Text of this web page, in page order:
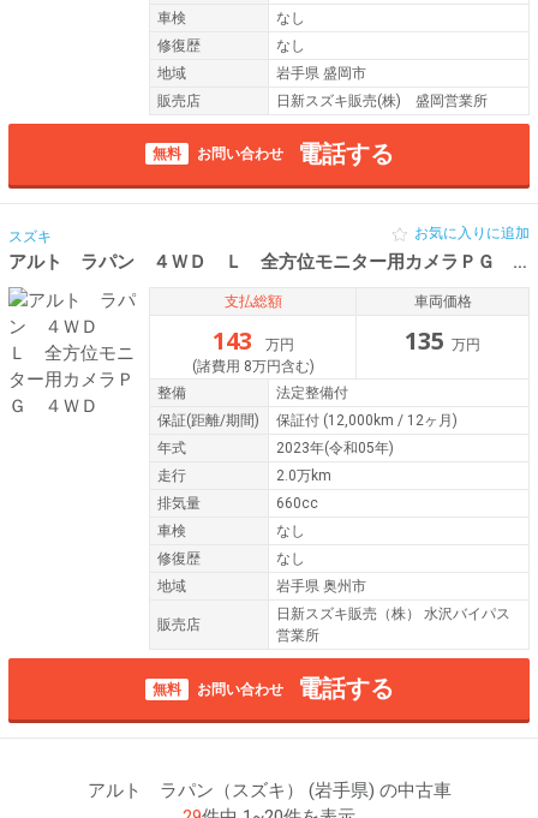
車検
なし
修復歴
なし
地域
岩手県 盛岡市
販売店
日新スズキ販売(株) 盛岡営業所
無料 お問い合わせ 電話する
スズキ
アルト ラパン ４ＷＤ Ｌ 全方位モニター用カメラＰＧ ４ＷＤ
お気に入りに追加
支払総額
143
万円
(諸費用 8万円含む)
車両価格
135 万円
整備
法定整備付
保証(距離/期間) 保証付 (12,000km / 12ヶ月)
年式
2023年(令和05年)
走行
2.0万km
排気量
660cc
車検
なし
修復歴
なし
地域
岩手県 奥州市
販売店
日新スズキ販売（株） 水沢バイパス
営業所
無料 お問い合わせ 電話する
アルト ラパン（スズキ） (岩手県) の中古車